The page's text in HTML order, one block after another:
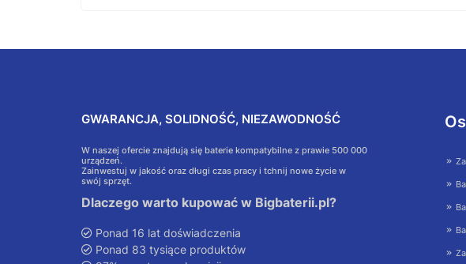
GWARANCJA, SOLIDNOŚĆ, NIEZAWODNOŚĆ
W naszej ofercie znajdują się baterie kompatybilne z prawie 500 000
urządzeń.
Zainwestuj w jakość oraz długi czas pracy i tchnij nowe życie w
swój sprzęt.
Dlaczego warto kupować w Bigbaterii.pl?
Ponad 16 lat doświadczenia
Ponad 83 tysiące produktów